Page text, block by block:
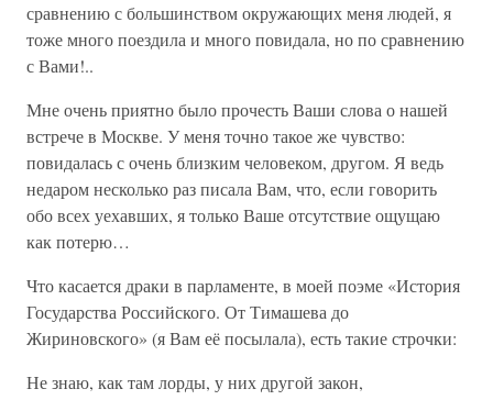
сравнению с большинством окружающих меня людей, я
тоже много поездила и много повидала, но по сравнению
с Вами!..
Мне очень приятно было прочесть Ваши слова о нашей
встрече в Москве. У меня точно такое же чувство:
повидалась с очень близким человеком, другом. Я ведь
недаром несколько раз писала Вам, что, если говорить
обо всех уехавших, я только Ваше отсутствие ощущаю
как потерю…
Что касается драки в парламенте, в моей поэме «История
Государства Российского. От Тимашева до
Жириновского» (я Вам её посылала), есть такие строчки:
Не знаю, как там лорды, у них другой закон,